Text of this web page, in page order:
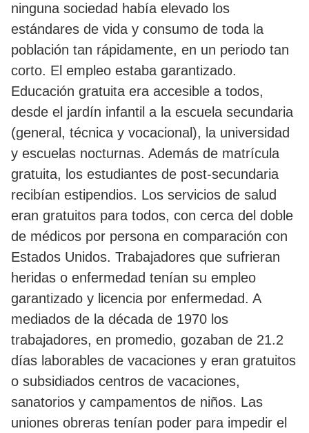
ninguna sociedad había elevado los
estándares de vida y consumo de toda la
población tan rápidamente, en un periodo tan
corto. El empleo estaba garantizado.
Educación gratuita era accesible a todos,
desde el jardín infantil a la escuela secundaria
(general, técnica y vocacional), la universidad
y escuelas nocturnas. Además de matrícula
gratuita, los estudiantes de post-secundaria
recibían estipendios. Los servicios de salud
eran gratuitos para todos, con cerca del doble
de médicos por persona en comparación con
Estados Unidos. Trabajadores que sufrieran
heridas o enfermedad tenían su empleo
garantizado y licencia por enfermedad. A
mediados de la década de 1970 los
trabajadores, en promedio, gozaban de 21.2
días laborables de vacaciones y eran gratuitos
o subsidiados centros de vacaciones,
sanatorios y campamentos de niños. Las
uniones obreras tenían poder para impedir el